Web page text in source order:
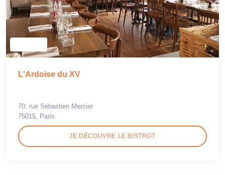
L'Ardoise du XV
70, rue Sébastien Mercier
75015, Paris
JE DÉCOUVRE LE BISTROT